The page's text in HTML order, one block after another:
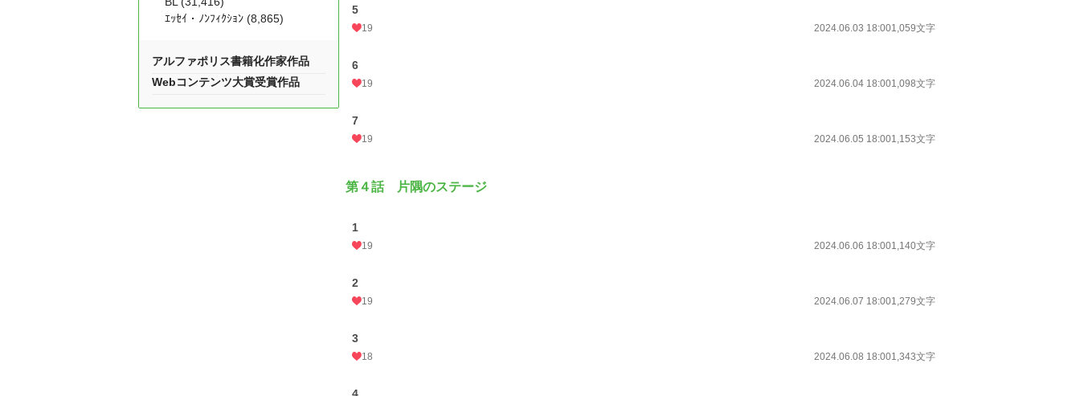
5
19 2024.06.03 18:001,059文字
6
19 2024.06.04 18:001,098文字
7
19 2024.06.05 18:001,153文字
第４話 片隅のステージ
1
19 2024.06.06 18:001,140文字
2
19 2024.06.07 18:001,279文字
3
18 2024.06.08 18:001,343文字
ｴｯｾｲ・ﾉﾝﾌｨｸｼｮﾝ (8,865)
アルファポリス書籍化作家作品
Webコンテンツ大賞受賞作品